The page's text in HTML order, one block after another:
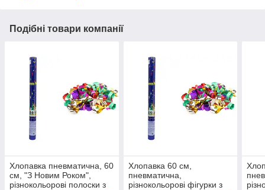
Подібні товари компанії
Хлопавка пневматична, 60
см, "З Новим Роком",
різнокольорові полоски з
Хлопавка 60 см,
пневматична,
різнокольорові фігурки з